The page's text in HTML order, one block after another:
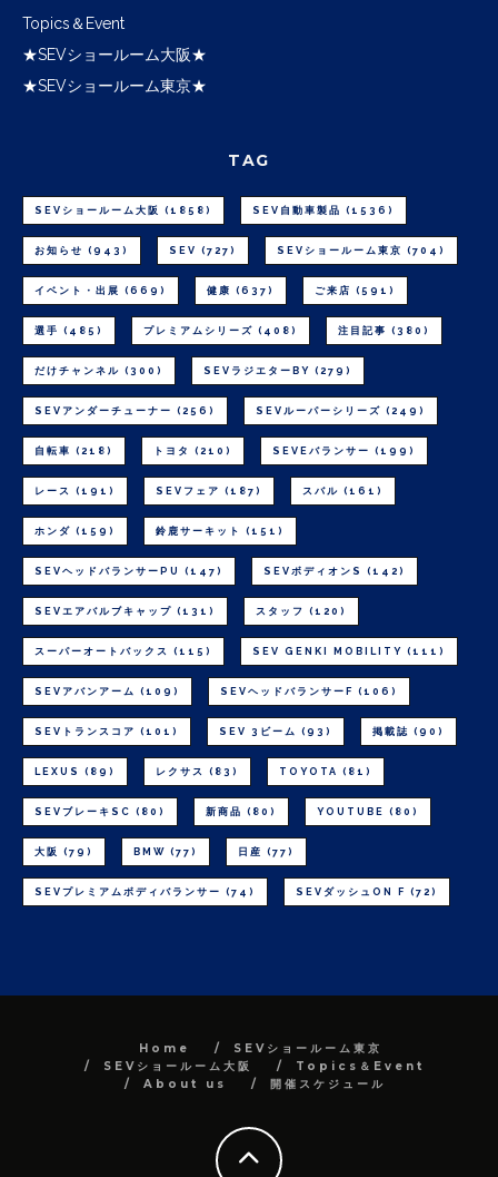
Topics＆Event
★SEVショールーム大阪★
★SEVショールーム東京★
TAG
SEVショールーム大阪 (1858) SEV自動車製品 (1536)
お知らせ (943) SEV (727) SEVショールーム東京 (704)
イベント・出展 (669) 健康 (637) ご来店 (591)
選手 (485) プレミアムシリーズ (408) 注目記事 (380)
だけチャンネル (300) SEVラジエターBY (279)
SEVアンダーチューナー (256) SEVルーパーシリーズ (249)
自転車 (218) トヨタ (210) SEVEバランサー (199)
レース (191) SEVフェア (187) スバル (161)
ホンダ (159) 鈴鹿サーキット (151)
SEVヘッドバランサーPU (147) SEVボディオンS (142)
SEVエアバルブキャップ (131) スタッフ (120)
スーパーオートバックス (115) SEV GENKI MOBILITY (111)
SEVアバンアーム (109) SEVヘッドバランサーF (106)
SEVトランスコア (101) SEV 3ビーム (93) 掲載誌 (90)
LEXUS (89) レクサス (83) TOYOTA (81)
SEVブレーキSC (80) 新商品 (80) YOUTUBE (80)
大阪 (79) BMW (77) 日産 (77)
SEVプレミアムボディバランサー (74) SEVダッシュON F (72)
Home
SEVショールーム東京
SEVショールーム大阪
Topics＆Event
About us
開催スケジュール